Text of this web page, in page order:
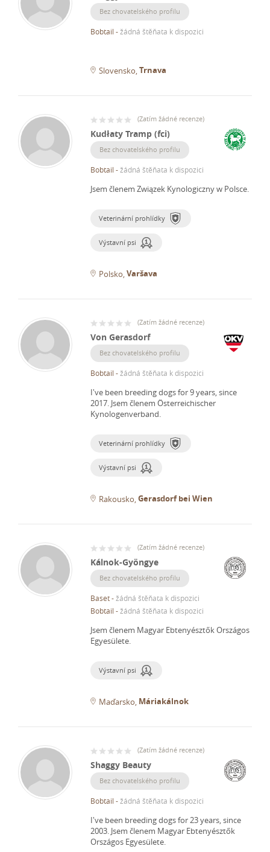
Bez chovatelského profilu
Bobtail -žádná štěňata k dispozici
Slovensko Trnava
(Zatím žádné recenze)
Kudłaty Tramp (fci)
Bez chovatelského profilu
Bobtail -žádná štěňata k dispozici
Jsem členem Związek Kynologiczny w Polsce.
Veterinární prohlídky
Výstavní psi
Polsko Varšava
(Zatím žádné recenze)
Von Gerasdorf
Bez chovatelského profilu
Bobtail -žádná štěňata k dispozici
I've been breeding dogs for 9 years, since
2017. Jsem členem Österreichischer
Kynologenverband.
Veterinární prohlídky
Výstavní psi
Rakousko Gerasdorf bei Wien
(Zatím žádné recenze)
Kálnok-Gyöngye
Bez chovatelského profilu
Baset-žádná štěňata k dispozici
Bobtail -žádná štěňata k dispozici
Jsem členem Magyar Ebtenyésztők Országos
Egyesülete.
Výstavní psi
Maďarsko Máriakálnok
(Zatím žádné recenze)
Shaggy Beauty
Bez chovatelského profilu
Bobtail -žádná štěňata k dispozici
I've been breeding dogs for 23 years, since
2003. Jsem členem Magyar Ebtenyésztők
Országos Egyesülete.